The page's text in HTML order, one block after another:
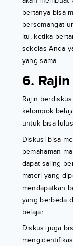
bertanya bisa
bersemangat
itu, ketika
sekelas Anda
yang sama.
6.
Rajin
kelompok
untuk bisa
Diskusi bisa
pemahaman
dapat saling
materi yang
mendapatkan
yang berbeda
belajar.
Diskusi juga